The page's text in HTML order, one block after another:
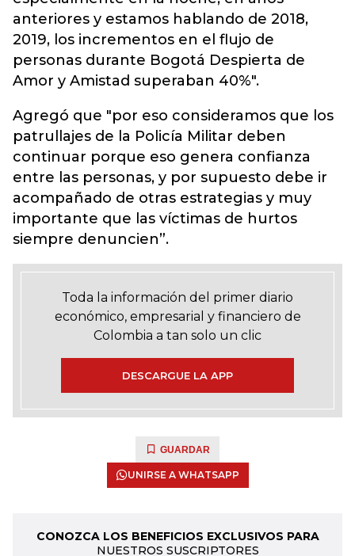
anteriores y estamos hablando de 2018,
2019, los incrementos en el flujo de
personas durante Bogotá Despierta de
Amor y Amistad superaban 40%".
Agregó que "por eso consideramos que los
patrullajes de la Policía Militar deben
continuar porque eso genera confianza
entre las personas, y por supuesto debe ir
acompañado de otras estrategias y muy
importante que las víctimas de hurtos
siempre denuncien”.
Toda la información del primer diario
económico, empresarial y financiero de
Colombia a tan solo un clic
DESCARGUE LA APP
GUARDAR
UNIRSE A WHATSAPP
CONOZCA LOS BENEFICIOS EXCLUSIVOS PARA
NUESTROS SUSCRIPTORES